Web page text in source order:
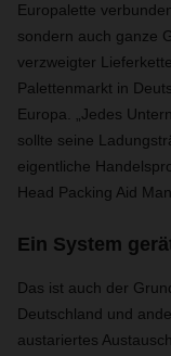
Europalette
sondern auch ganze
verzweigter
Palettenmarkt in
Europa. „Jedes
sollte seine
eigentliche
Head Packing Aid
Ein System
Das ist auch der
Deutschland und
austariertes